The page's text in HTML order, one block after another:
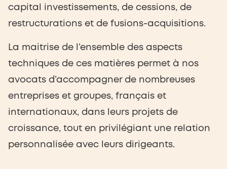
capital investissements, de cessions, de
restructurations et de fusions-acquisitions.
La maitrise de l’ensemble des aspects
techniques de ces matières permet à nos
avocats d’accompagner de nombreuses
entreprises et groupes, français et
internationaux, dans leurs projets de
croissance, tout en privilégiant une relation
personnalisée avec leurs dirigeants.